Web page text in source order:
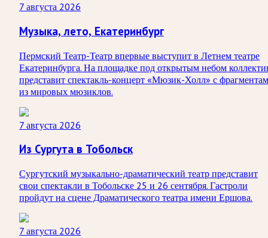
7 августа 2026
Музыка, лето, Екатеринбург
Пермский Театр-Театр впервые выступит в Летнем театре
Екатеринбурга. На площадке под открытым небом
представит спектакль-концерт «Мюзик-Холл» с
из мировых мюзиклов.
7 августа 2026
Из Сургута в Тобольск
Сургутский музыкально-драматический театр представит
свои спектакли в Тобольске 25 и 26 сентября. Гастроли
пройдут на сцене Драматического театра имени Ершова.
7 августа 2026